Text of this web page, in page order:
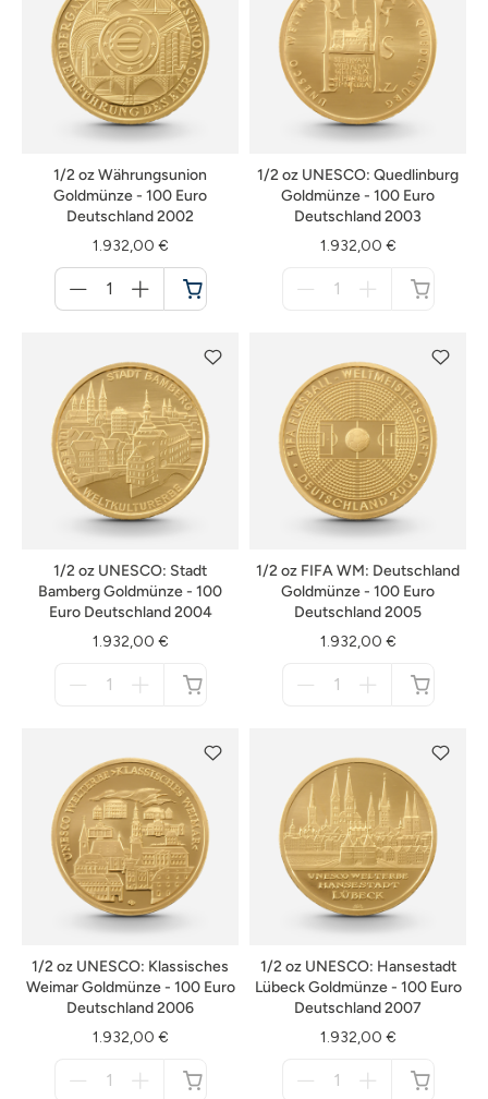
1/2 oz Währungsunion
Goldmünze - 100 Euro
Deutschland 2002
1.932,00 €
für
Warenkorb
1/2 oz UNESCO: Quedlinburg
Goldmünze - 100 Euro
Deutschland 2003
1.932,00 €
1/2 oz UNESCO: Stadt
Bamberg Goldmünze - 100
Euro Deutschland 2004
1.932,00 €
1/2 oz FIFA WM: Deutschland
Goldmünze - 100 Euro
Deutschland 2005
1.932,00 €
1/2 oz UNESCO: Klassisches
Weimar Goldmünze - 100 Euro
Deutschland 2006
1.932,00 €
1/2 oz UNESCO: Hansestadt
Lübeck Goldmünze - 100 Euro
Deutschland 2007
1.932,00 €